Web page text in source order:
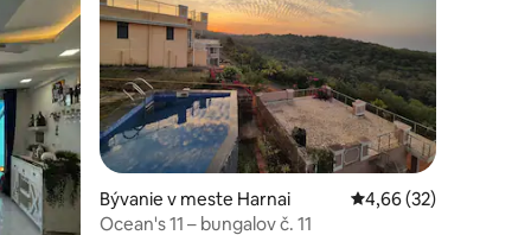
5
Bývanie v meste Harnai Priemerné
4,66 (32)
Ocean's 11 – bungalov č. 11